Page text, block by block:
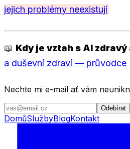
jejich problémy neexistují
📖 Kdy je vztah s AI
a duševní zdraví — průvodce
Nechte mi e-mail ať vám
Odebírat
DomůSlužbyBlogKontakt